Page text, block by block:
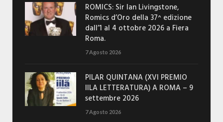
ROMICS: Sir Ian Livingstone,
Romics d’Oro della 37^ edizione
dall’1 al 4 ottobre 2026 a Fiera
Roma.
7 Agosto 2026
PILAR QUINTANA (XVI PREMIO
IILA LETTERATURA) A ROMA – 9
settembre 2026
7 Agosto 2026